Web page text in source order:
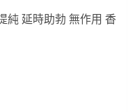
純 延時助勃 無作用 香